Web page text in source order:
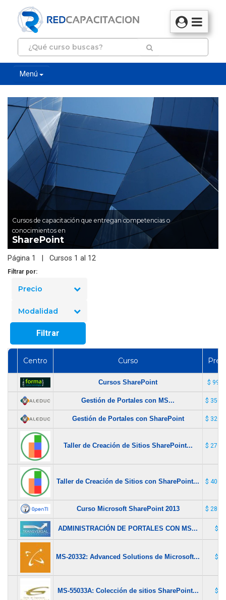
Menú
Cursos de capacitación que entregan competencias o
conocimientos en
SharePoint
Página 1 | Cursos 1 al 12
Filtrar por:
Precio
Modalidad
Filtrar
Centro Curso
Cursos SharePoint $
Gestión de Portales con MS... $
Gestión de Portales con SharePoint $
Taller de Creación de Sitios SharePoint... $
Taller de Creación de Sitios con SharePoint... $
Curso Microsoft SharePoint 2013 $
ADMINISTRACIÓN DE PORTALES CON MS... $ 1
MS-20332: Advanced Solutions de Microsoft... $ 1
MS-55033A: Colección de sitios SharePoint... $ 1